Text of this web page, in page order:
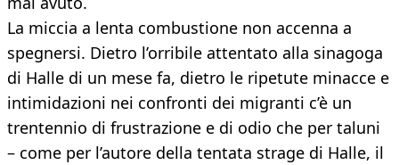
La miccia a lenta combustione non accenna a
spegnersi. Dietro l’orribile attentato alla sinagoga
di Halle di un mese fa, dietro le ripetute minacce e
intimidazioni nei confronti dei migranti c’è un
trentennio di frustrazione e di odio che per taluni
– come per l’autore della tentata strage di Halle, il